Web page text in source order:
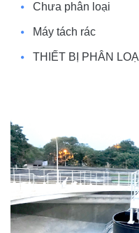
Chưa phân loại
Máy tách rác
THIẾT BỊ PHÂN LOẠI